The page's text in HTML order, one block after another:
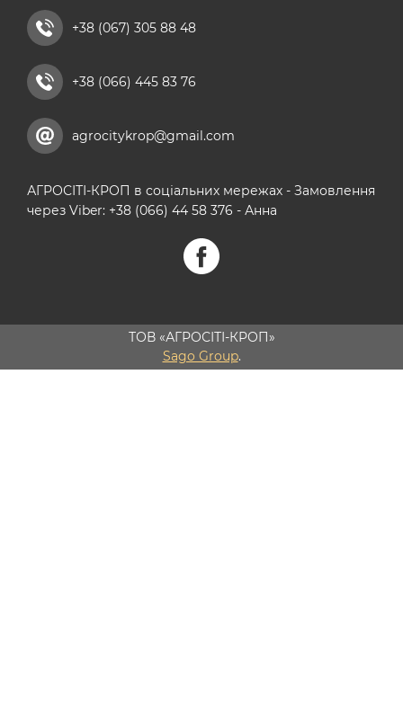
+38 (067) 305 88 48
+38 (066) 445 83 76
agrocitykrop@gmail.com
АГРОСІТІ-КРОП в соціальних мережах - Замовлення
через Viber: +38 (066) 44 58 376 - Анна
ТОВ «АГРОСІТІ-КРОП»
Sago Group.